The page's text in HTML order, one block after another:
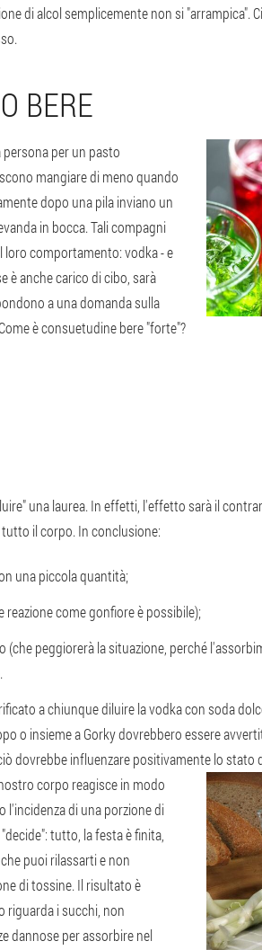
di alcol semplicemente non si "arrampica".
BERE
per un pasto
mangiare di meno quando
dopo una pila inviano un
in bocca. Tali compagni
comportamento: vodka - e
è anche carico di cibo, sarà
a una domanda sulla
è consuetudine bere "forte"?
una laurea. In effetti, l'effetto sarà il
il corpo. In conclusione:
una piccola quantità;
come gonfiore è possibile);
(che peggiorerà la situazione, perché
a chiunque diluire la vodka con soda
o insieme a Gorky dovrebbero essere
dovrebbe influenzare positivamente lo
corpo reagisce in modo
l'incidenza di una porzione di
tutto, la festa è finita,
puoi rilassarti e non
di tossine. Il risultato è
riguarda i succhi, non
dannose per assorbire nel